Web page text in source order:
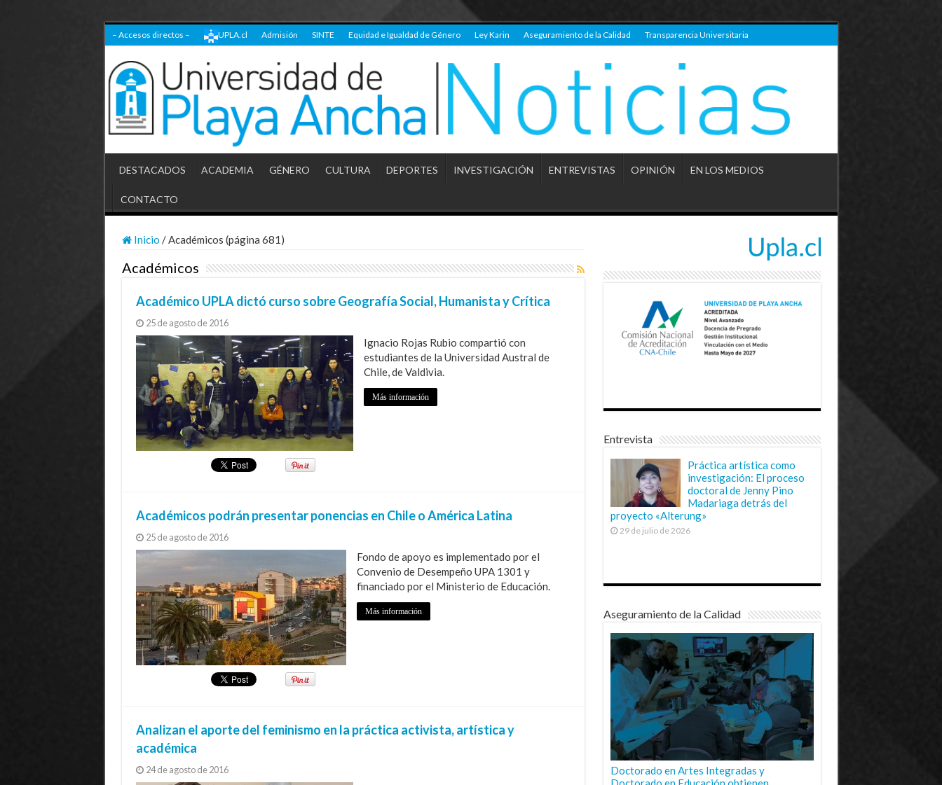
– Accesos directos – UPLA.cl Admisión SINTE Equidad e Igualdad de Género Ley Karin Aseguramiento de la Calidad Transparencia Universitaria
DESTACADOS ACADEMIA GÉNERO CULTURA DEPORTES INVESTIGACIÓN ENTREVISTAS OPINIÓN EN LOS MEDIOS
CONTACTO
Inicio / Académicos (página 681)
Académicos
Académico UPLA dictó curso sobre Geografía Social, Humanista y Crítica
25 de agosto de 2016
Ignacio Rojas Rubio compartió con
estudiantes de la Universidad Austral de
Chile, de Valdivia.
Más información
Académicos podrán presentar ponencias en Chile o América Latina
25 de agosto de 2016
Fondo de apoyo es implementado por el
Convenio de Desempeño UPA 1301 y
financiado por el Ministerio de Educación.
Más información
Analizan el aporte del feminismo en la práctica activista, artística y
académica
24 de agosto de 2016
Entrevista
Práctica artística como
investigación: El proceso
doctoral de Jenny Pino
Madariaga detrás del
proyecto «Alterung»
29 de julio de 2026
Aseguramiento de la Calidad
Doctorado en Artes Integradas y